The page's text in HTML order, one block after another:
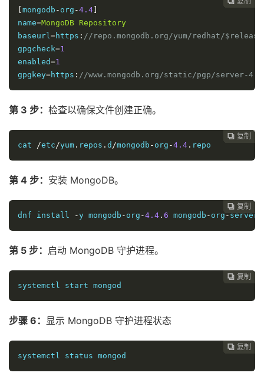
[mongodb - org -4.4]
name=MongoDB Repository
baseurl =https : //repo.mongodb.org/yum/redhat/
gpgcheck=1
enabled=1
gpgkey=https : //www.mongodb.org/static/pgp/server-
第 3 步： 检查以确保文件创建正确。
 复制
 复制
 复制
 复制
 复制
 复制
 复制
 复制
 复制
 复制
 复制
 复制
 复制
 复制
 复制
 复制
cat
/etc /yum . repos . d /mongodb - org -4.4 . repo
第 4 步： 安装 MongoDB。
 复制
 复制
 复制
 复制
 复制
 复制
 复制
 复制
 复制
 复制
 复制
 复制
 复制
 复制
 复制
dnf install
-y mongodb - org -4.4 . 6 mongodb - org - server
第 5 步： 启动 MongoDB 守护进程。
 复制
 复制
 复制
 复制
 复制
 复制
 复制
 复制
 复制
 复制
 复制
 复制
 复制
 复制
systemctl start mongod
步骤 6： 显示 MongoDB 守护进程状态
 复制
 复制
 复制
 复制
 复制
 复制
 复制
 复制
 复制
 复制
 复制
 复制
 复制
systemctl status mongod